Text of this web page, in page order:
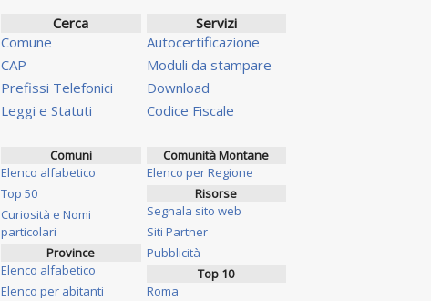
Cerca
Comune
CAP
Prefissi Telefonici
Leggi e Statuti
Servizi
Autocertificazione
Moduli da stampare
Download
Codice Fiscale
Comuni
Elenco alfabetico
Top 50
Curiosità e Nomi
particolari
Province
Elenco alfabetico
Elenco per abitanti
Comunità Montane
Elenco per Regione
Risorse
Segnala sito web
Siti Partner
Pubblicità
Top 10
Roma